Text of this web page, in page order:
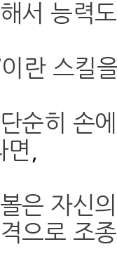
서 능력
이란 스킬
순히 손
면
은 자신
으로 조